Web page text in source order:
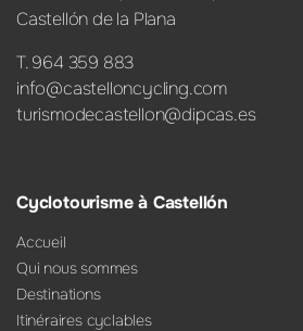
Castellón de la Plana
T. 964 359 883
info@castelloncycling.com
turismodecastellon@dipcas.es
Cyclotourisme à Castellón
Accueil
Qui nous sommes
Destinations
Itinéraires cyclables